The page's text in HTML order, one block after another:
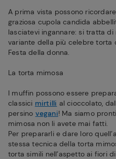
A prima vista possono
graziosa cupola candida
lasciatevi ingannare: si tratta di
variante della più celebre torta
Festa della donna.
La torta mimosa
I muffin possono essere
classici mirtilli al cioccolato,
persino vegani! Ma siamo
mimosa non li avete mai fatti.
Per prepararli e dare loro
stessa tecnica della torta
torta simili nell’aspetto ai fiori